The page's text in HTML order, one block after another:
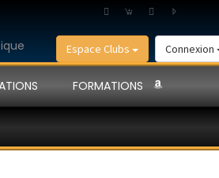
Connexion
Espace Clubs
FORMATIONS